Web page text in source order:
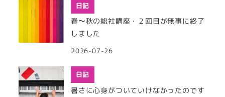
日記
春〜秋の総社講座・２回目が無事に終了
しました
2026-07-26
日記
暑さに心身がついていけなかったのです